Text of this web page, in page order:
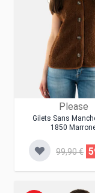
Please
Gilets Sans
1850
99,90 €